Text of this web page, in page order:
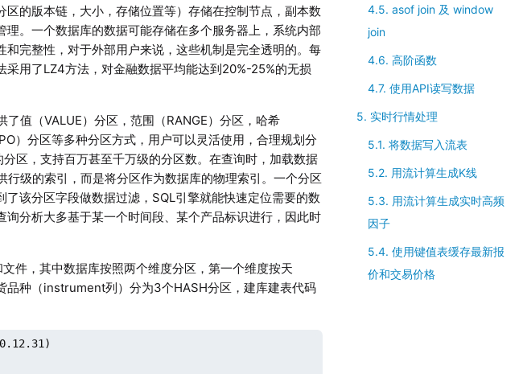
的版本链，大小，存储位置等）存储在控制节点，副本数
。一个数据库的数据可能存储在多个服务器上，系统内部
完整性，对于外部用户来说，这些机制是完全透明的。每
用了LZ4方法，对金融数据平均能达到20%-25%的无损
值（VALUE）分区，范围（RANGE）分区，哈希
）分区等多种分区方式，用户可以灵活使用，合理规划分
区，支持百万甚至千万级的分区数。在查询时，加载数据
级的索引，而是将分区作为数据库的物理索引。一个分区
该分区字段做数据过滤，SQL引擎就能快速定位需要的数
分析大多基于某一个时间段、某个产品标识进行，因此时
件，其中数据库按照两个维度分区，第一个维度按天
品种（instrument列）分为3个HASH分区，建库建表代码
4.5. asof join 及 window
join
4.6. 高阶函数
4.7. 使用API读写数据
5. 实时行情处理
5.1. 将数据写入流表
5.2. 用流计算生成K线
5.3. 用流计算生成实时高频
因子
5.4. 使用键值表缓存最新报
价和交易价格